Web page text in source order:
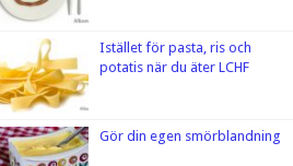
Istället för pasta, ris och
potatis när du äter LCHF
Gör din egen smörblandning